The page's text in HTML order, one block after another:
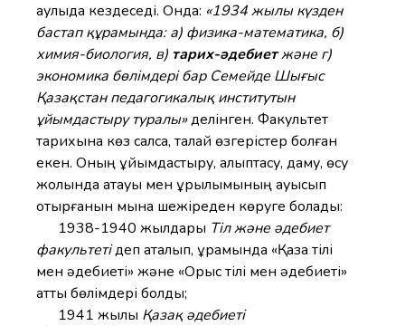
қаулыда кездеседі. Онда: «1934 жылы күзден
бастап құрамында: а) физика-математика, б)
химия-биология, в) тарих-әдебиетжәне г)
экономика бөлімдері бар Семейде Шығыс
Қазақстан педагогикалық институтын
ұйымдастыру туралы»делінген. Факультет
тарихына көз салсақ, талай өзгерістер болған
екен. Оның ұйымдастыру, қалыптасу, даму, өсу
жолында атауы мен құрылымының ауысып
отырғанын мына шежіреден көруге болады:
1938-1940 жылдары Тіл және әдебиет
факультетідеп аталып, құрамында «Қазақ тілі
мен әдебиеті» және «Орыс тілі мен әдебиеті»
атты бөлімдері болды;
1941 жылы Қазақ әдебиеті